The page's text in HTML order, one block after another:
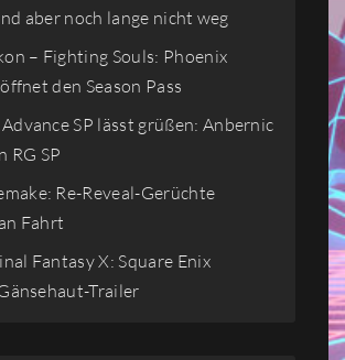
aber noch lange nicht weg
– Fighting Souls: Phoenix
den Season Pass
SP lässt grüßen: Anbernic
RG SP
Re-Reveal-Gerüchte
Fahrt
Fantasy X: Square Enix
Trailer